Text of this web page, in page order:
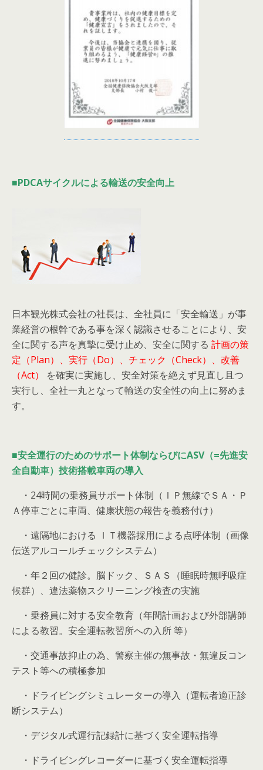
■PDCAサイクルによる輸送の安全向上
日本観光株式会社の社長は、全社員に「安全輸送」が事
業経営の根幹である事を深く認識させることにより、安
全に関する声を真摯に受け止め、安全に関する 計画の策
定（Plan）、実行（Do）、チェック（Check）、改善
（Act） を確実に実施し、安全対策を絶えず見直し且つ
実行し、全社一丸となって輸送の安全性の向上に努めま
す。
■安全運行のためのサポート体制ならびにASV（=先進安
全自動車）技術搭載車両の導入
・24時間の乗務員サポート体制（ＩＰ無線でＳＡ・Ｐ
Ａ停車ごとに車両、健康状態の報告を義務付け）
・遠隔地における ＩＴ機器採用による点呼体制（画像
伝送アルコールチェックシステム）
・年２回の健診。脳ドック、ＳＡＳ（睡眠時無呼吸症
候群）、違法薬物スクリーニング検査の実施
・乗務員に対する安全教育（年間計画および外部講師
による教習。安全運転教習所への入所 等）
・交通事故抑止の為、警察主催の無事故・無違反コン
テスト等への積極参加
・ドライビングシミュレーターの導入（運転者適正診
断システム）
・デジタル式運行記録計に基づく安全運転指導
・ドライビングレコーダーに基づく安全運転指導